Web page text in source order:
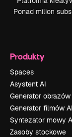
Ponad milion
Produkty
Spaces
Asystent AI
Generator obrazów
Generator filmów AI
Syntezator mowy
Zasoby stockowe